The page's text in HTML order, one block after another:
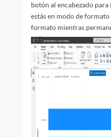
botón al encabezado
estás en modo de
formato mientras
enfoque.